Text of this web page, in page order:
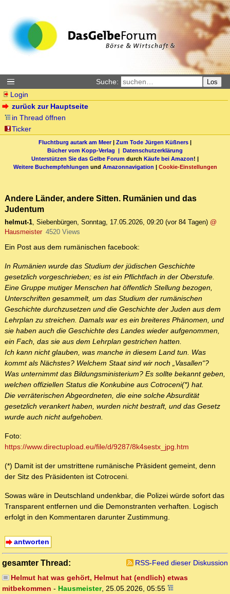
Suche: Los
Login
zurück zur Hauptseite
in Thread öffnen
Ticker
Fluchtburg autark am Meer| Zum Tode Jürgen Küßners |
Bücher vom Kopp-Verlag | Datenschutzerklärung
Unterstützen Sie das Gelbe Forum durch Käufe bei Amazon! |
Weitere Buchempfehlungen und Amazonnavigation | Cookie-Einstellungen
Andere Länder, andere Sitten. Rumänien und das
Judentum
helmut-1, Siebenbürgen, Sonntag, 17.05.2026, 09:20 (vor 84 Tagen) @
Hausmeister 4520 Views
Ein Post aus dem rumänischen facebook:
In Rumänien wurde das Studium der jüdischen Geschichte
gesetzlich vorgeschrieben; es ist ein Pflichtfach in der Oberstufe.
Eine Gruppe mutiger Menschen hat öffentlich Stellung bezogen,
Unterschriften gesammelt, um das Studium der rumänischen
Geschichte durchzusetzen und die Geschichte der Juden aus dem
Lehrplan zu streichen. Damals war es ein breiteres Phänomen, und
sie haben auch die Geschichte des Landes wieder aufgenommen,
ein Fach, das sie aus dem Lehrplan gestrichen hatten.
Ich kann nicht glauben, was manche in diesem Land tun. Was
kommt als Nächstes? Welchem Staat sind wir noch „Vasallen“?
Was unternimmt das Bildungsministerium? Es sollte bekannt geben,
welchen offiziellen Status die Konkubine aus Cotroceni(*) hat.
Die verräterischen Abgeordneten, die eine solche Absurdität
gesetzlich verankert haben, wurden nicht bestraft, und das Gesetz
wurde auch nicht aufgehoben.
Foto:
https://www.directupload.eu/file/d/9287/8k4sestx_jpg.htm
(*) Damit ist der umstrittene rumänische Präsident gemeint, denn
der Sitz des Präsidenten ist Cotroceni.
Sowas wäre in Deutschland undenkbar, die Polizei würde sofort das
Transparent entfernen und die Demonstranten verhaften. Logisch
erfolgt in den Kommentaren darunter Zustimmung.
antworten
gesamter Thread:
RSS-Feed dieser Diskussion
Helmut hat was gehört, Helmut hat (endlich) etwas
mitbekommen - Hausmeister, 25.05.2026, 05:55